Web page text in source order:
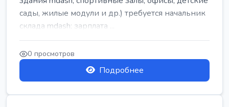
сады, жилые модули и др.) требуется начальник
склада mdash; зарплата ...
0 просмотров
Подробнее